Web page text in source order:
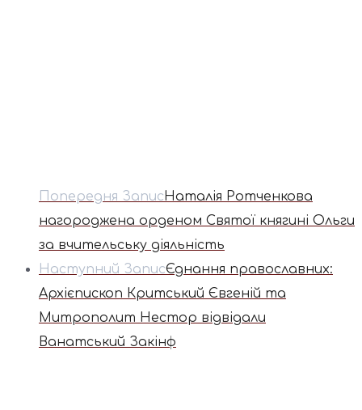
Попередня ЗаписНаталія Ротченкова
нагороджена орденом Святої княгині Ольги
за вчительську діяльність
Наступний ЗаписЄднання православних:
Архієпископ Критський Євгеній та
Митрополит Нестор відвідали
Ванатський Закінф